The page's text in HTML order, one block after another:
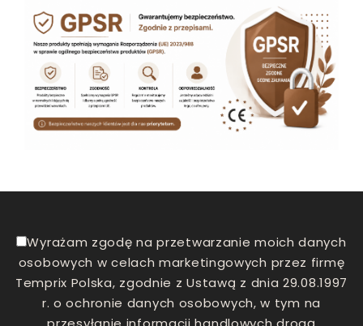
Wyrażam zgodę na przetwarzanie moich danych
osobowych w celach marketingowych przez firmę
Temprix Polska, zgodnie z Ustawą z dnia 29.08.1997
r. o ochronie danych osobowych, w tym na